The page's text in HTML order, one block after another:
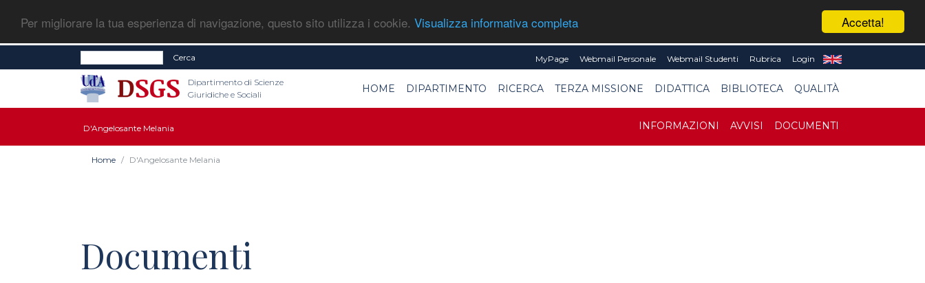
Accetta!
Per migliorare la tua esperienza di navigazione, questo sito utilizza i cookie. Visualizza informativa completa
Cerca MyPage Webmail Personale Webmail Studenti Rubrica Login
Dipartimento di Scienze
Giuridiche e Sociali
HOME DIPARTIMENTO RICERCA TERZA MISSIONE DIDATTICA BIBLIOTECA QUALITÀ
D'Angelosante Melania INFORMAZIONI AVVISI DOCUMENTI
Home D'Angelosante Melania
Documenti